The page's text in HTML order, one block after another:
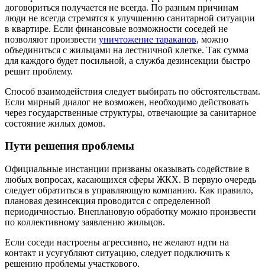
договориться получается не всегда. По разным причинам
люди не всегда стремятся к улучшению санитарной ситуации
в квартире. Если финансовые возможности соседей не
позволяют произвести уничтожение тараканов, можно
объединиться с жильцами на лестничной клетке. Так сумма
для каждого будет посильной, а служба дезинсекции быстро
решит проблему.
Способ взаимодействия следует выбирать по обстоятельствам.
Если мирный диалог не возможен, необходимо действовать
через государственные структуры, отвечающие за санитарное
состояние жилых домов.
Пути решения проблемы
Официальные инстанции призваны оказывать содействие в
любых вопросах, касающихся сферы ЖКХ. В первую очередь
следует обратиться в управляющую компанию. Как правило,
плановая дезинсекция проводится с определенной
периодичностью. Внеплановую обработку можно произвести
по коллективному заявлению жильцов.
Если соседи настроены агрессивно, не желают идти на
контакт и усугубляют ситуацию, следует подключить к
решению проблемы участкового.